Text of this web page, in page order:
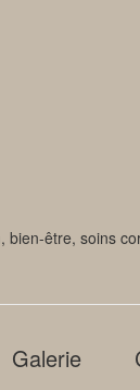
bien-être, soins
Galerie